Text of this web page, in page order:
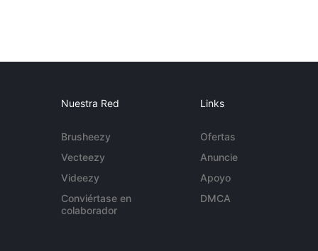
Nuestra Red
Brusheezy
Vecteezy
Videezy
Conviértase en
colaborador
Links
Ofertas
Anuncie
Apoyo
DMCA